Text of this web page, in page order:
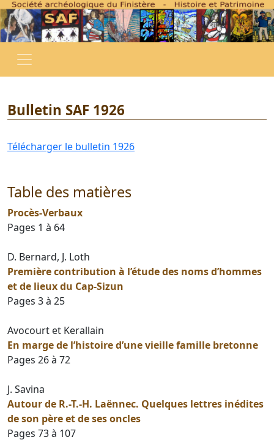
Bulletin SAF 1926
Télécharger le bulletin 1926
Table des matières
Procès-Verbaux
Pages 1 à 64
D. Bernard, J. Loth
Première contribution à l’étude des noms d’hommes
et de lieux du Cap-Sizun
Pages 3 à 25
Avocourt et Kerallain
En marge de l’histoire d’une vieille famille bretonne
Pages 26 à 72
J. Savina
Autour de R.-T.-H. Laënnec. Quelques lettres inédites
de son père et de ses oncles
Pages 73 à 107